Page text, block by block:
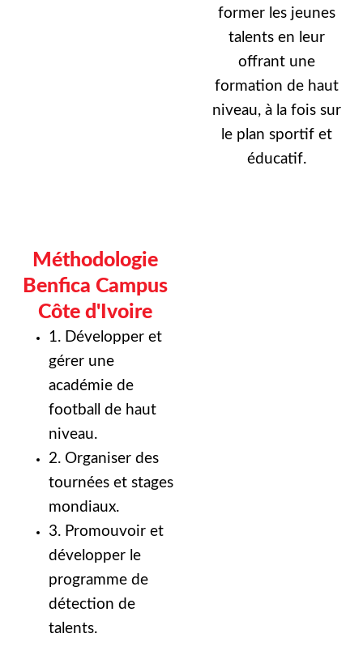
former les jeunes
talents en leur
offrant une
formation de haut
niveau, à la fois sur
le plan sportif et
éducatif.
Méthodologie
Benfica Campus
Côte d'Ivoire
1. Développer et
gérer une
académie de
football de haut
niveau.
2. Organiser des
tournées et stages
mondiaux.
3. Promouvoir et
développer le
programme de
détection de
talents.